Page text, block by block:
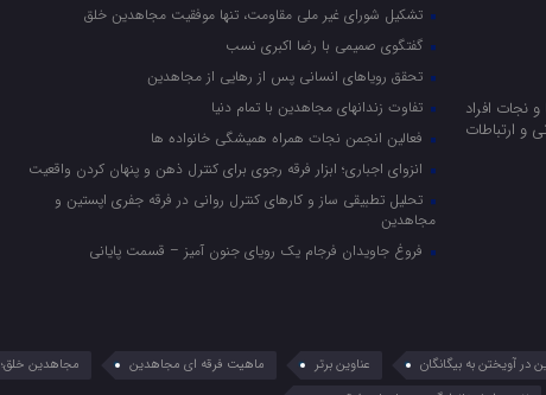
نجات افراد
و ارتباطات
تشکیل شورای غیر ملی مقاومت، تنها موفقیت مجاهدین خلق
گفتگوی صمیمی با رضا اکبری نسب
تحقق رویاهای انسانی پس از رهایی از مجاهدین
تفاوت زندانهای مجاهدین با تمام دنیا
فعالین انجمن نجات همراه همیشگی خانواده ها
انزوای اجباری؛ ابزار فرقه رجوی برای کنترل ذهن و پنهان کردن واقعیت
تحلیل تطبیقی ساز و کارهای کنترل روانی در فرقه جفری اپستین و
مجاهدین
فروغ جاویدان فرجام یک رویای جنون آمیز – قسمت پایانی
در آویختن به بیگانگان عناوین برتر ماهیت فرقه ای مجاهدین
مجاهدین